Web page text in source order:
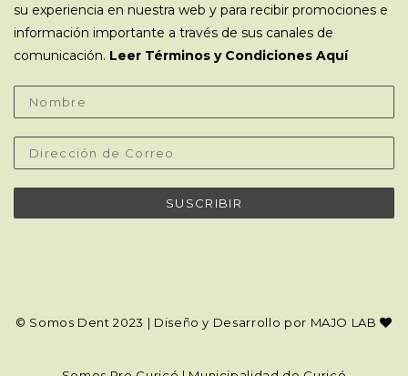
su experiencia en nuestra web y para recibir promociones e
información importante a través de sus canales de
comunicación. Leer Términos y Condiciones Aquí
© Somos Dent 2023 | Diseño y Desarrollo por MAJO LAB